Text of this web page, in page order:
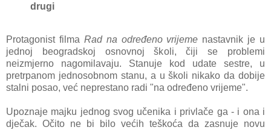
drugi
Protagonist filma Rad na određeno vrijeme nastavnik je u
jednoj beogradskoj osnovnoj školi, čiji se problemi
neizmjerno nagomilavaju. Stanuje kod udate sestre, u
pretrpanom jednosobnom stanu, a u školi nikako da dobije
stalni posao, već neprestano radi "na određeno vrijeme".
Upoznaje majku jednog svog učenika i privlače ga - i ona i
dječak. Očito ne bi bilo većih teškoća da zasnuje novu